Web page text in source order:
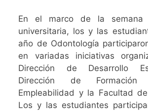
En el marco de la semana
universitaria, los y las
año de Odontología
en variadas iniciativas
Dirección de Desarrollo
Dirección de
Empleabilidad y la Facultad
Los y las estudiantes